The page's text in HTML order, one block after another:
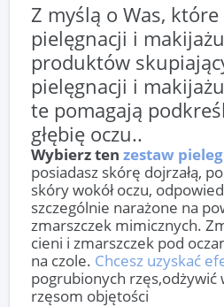
Z myślą o Was,
pielęgnacji i
produktów
pielęgnacji i
te pomagają
głębię oczu..
Wybierz ten zestaw
posiadasz skórę dojrzałą,
skóry wokół oczu,
szczególnie narażone na
zmarszczek mimicznych.
cieni i zmarszczek pod
na czole. Chcesz uzyskać
pogrubionych rzęs,odżywić
rzęsom objętości